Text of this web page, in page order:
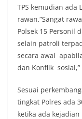
TPS kemudian ada
rawan.”Sangat
Polsek 15 Personil
selain patroli
secara awal
dan Konflik
Sesuai
tingkat Polres ada
ketika ada